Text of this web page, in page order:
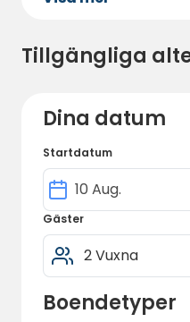
husbil, husvagn och
fullt utrustade med
fräscha kök och
även ett
11:00-15:00), samt
ett mycket
små.
Lägenheterna drivs
tillägg. På
Tillgängliga
Dina datum
Startdatum
Gäster
Boendetyper